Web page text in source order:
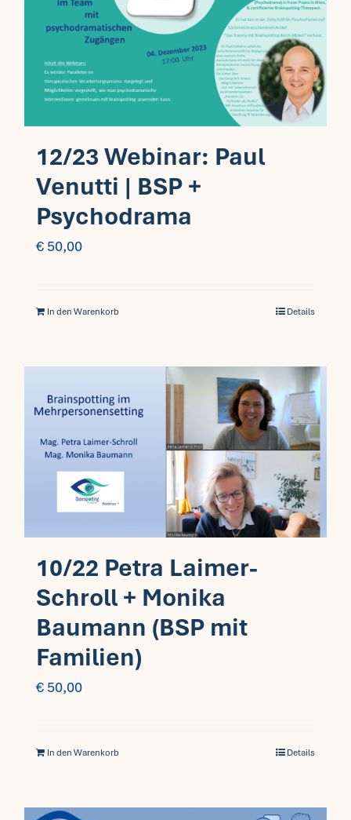
12/23 Webinar: Paul
Venutti | BSP +
Psychodrama
€ 50,00
In den Warenkorb Details
10/22 Petra Laimer-
Schroll + Monika
Baumann (BSP mit
Familien)
€ 50,00
In den Warenkorb Details